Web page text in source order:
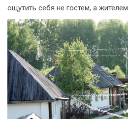
ощутить себя не гостем, а жителем.